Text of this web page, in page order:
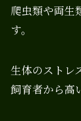
爬虫類や両生
す。
生体のストレ
飼育者から高